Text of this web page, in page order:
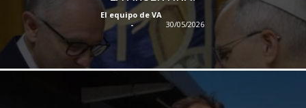
El equipo de VA
-
30/05/2026